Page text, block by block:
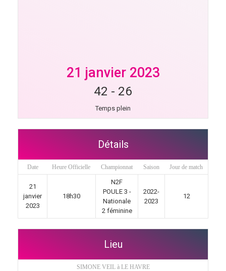
21 janvier 2023
42 - 26
Temps plein
Détails
Date Heure Officielle Championnat Saison Jour de match
21
janvier
2023
18h30
N2F
POULE 3 -
Nationale
2 féminine
2022-
2023
12
Lieu
SIMONE VEIL à LE HAVRE